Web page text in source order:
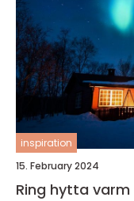
inspiration
15. February 2024
Ring hytta